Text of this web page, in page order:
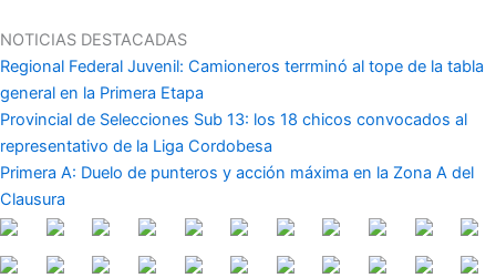
al
contenido
NOTICIAS DESTACADAS
Regional Federal Juvenil: Camioneros terrminó al tope de la tabla
general en la Primera Etapa
Provincial de Selecciones Sub 13: los 18 chicos convocados al
representativo de la Liga Cordobesa
Primera A: Duelo de punteros y acción máxima en la Zona A del
Clausura